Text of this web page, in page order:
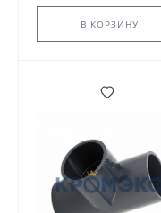
В КОРЗИНУ